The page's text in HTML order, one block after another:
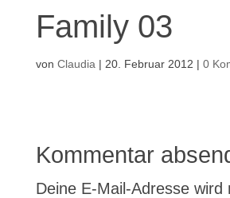
Family 03
von Claudia | 20. Februar 2012 | 0
Kommentar
Deine E-Mail-Adresse wird